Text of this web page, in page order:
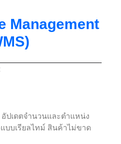
Management
อัปเดตจำนวนและตำแหน่ง
บบเรียลไทม์ สินค้าไม่ขาด